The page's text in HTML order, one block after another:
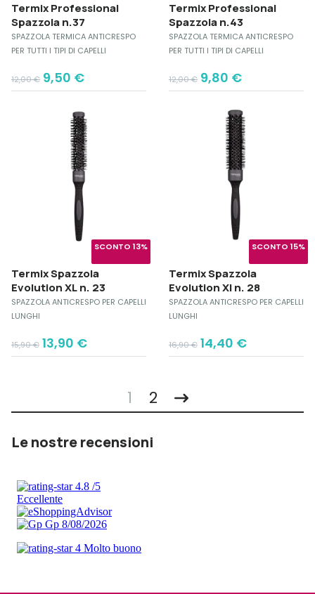
Termix Professional
Spazzola n.37
SPAZZOLA TERMICA ANTICRESPO
PER TUTTI I TIPI DI CAPELLI
12,00€
Original
price
9,50 €
Current
price
Termix Professional
Spazzola n.43
SPAZZOLA TERMICA ANTICRESPO
PER TUTTI I TIPI DI CAPELLI
12,00€
Original
price
9,80 €
Current
price
SCONTO 13%
Termix Spazzola
Evolution XL n. 23
SPAZZOLA ANTICRESPO PER CAPELLI
LUNGHI
15,90€
Original
price
13,90 €
Current
price
SCONTO 15%
Termix Spazzola
Evolution Xl n. 28
SPAZZOLA ANTICRESPO PER CAPELLI
LUNGHI
16,90€
Original
price
14,40 €
Current
price
1 2
Le nostre recensioni